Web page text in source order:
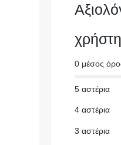
χρήστη
0 μέσος
5 αστέρια
4 αστέρια
3 αστέρια